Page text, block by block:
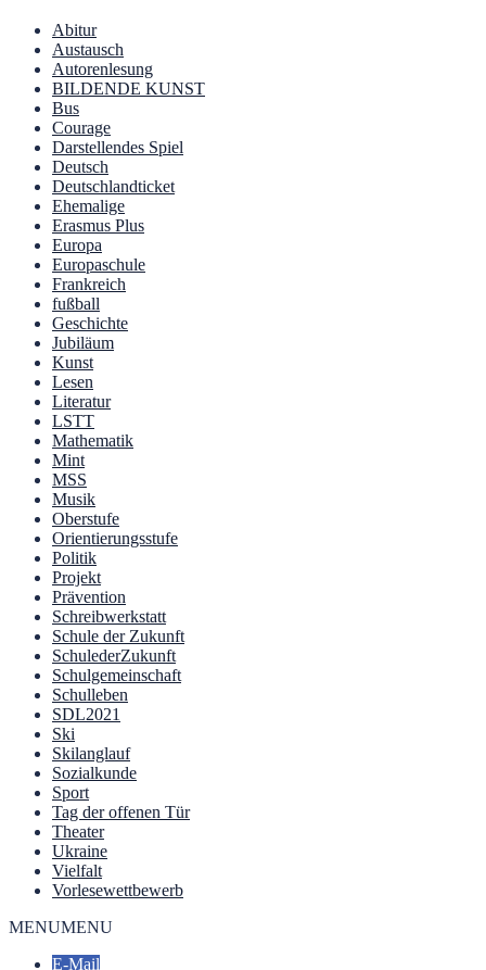
Abitur
Austausch
Autorenlesung
BILDENDE KUNST
Bus
Courage
Darstellendes Spiel
Deutsch
Deutschlandticket
Ehemalige
Erasmus Plus
Europa
Europaschule
Frankreich
fußball
Geschichte
Jubiläum
Kunst
Lesen
Literatur
LSTT
Mathematik
Mint
MSS
Musik
Oberstufe
Orientierungsstufe
Politik
Projekt
Prävention
Schreibwerkstatt
Schule der Zukunft
SchulederZukunft
Schulgemeinschaft
Schulleben
SDL2021
Ski
Skilanglauf
Sozialkunde
Sport
Tag der offenen Tür
Theater
Ukraine
Vielfalt
Vorlesewettbewerb
MENUMENU
E-Mail